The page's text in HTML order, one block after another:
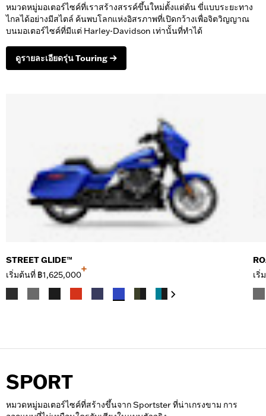
หมวดหมู่มอเตอร์ไซค์ที่เราสร้างสรรค์ขึ้นใหม่ตั้งแต่ต้น ขี่แบบระยะทาง
ไกลได้อย่างมีสไตล์ ค้นพบโลกแห่งอิสรภาพที่เปิดกว้างเพื่อจิตวิญญาณ
บนมอเตอร์ไซค์ที่มีแต่ Harley-Davidson เท่านั้นที่ทำได้
ดูรายละเอียดรุ่น Touring
STREET GLIDE™
เริ่มต้นที่ ฿1,625,000
+
เริ่
SPORT
หมวดหมู่มอเตอร์ไซค์ที่สร้างขึ้นจาก Sportster ที่น่าเกรงขาม การ